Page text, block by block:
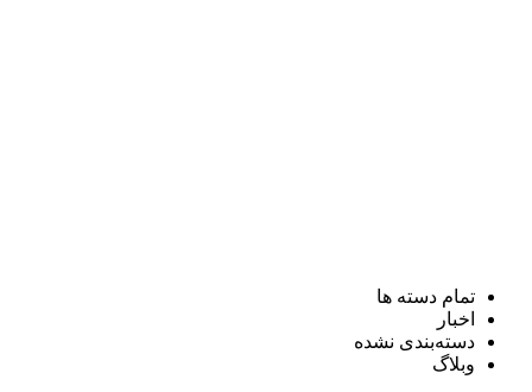
تمام دسته ها
اخبار
دسته‌بندی نشده
وبلاگ